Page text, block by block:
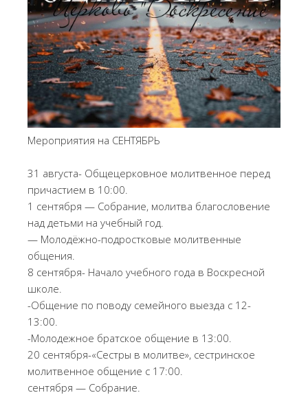
Мероприятия на СЕНТЯБРЬ
31 августа- Общецерковное молитвенное перед
причастием в 10:00.
1 сентября — Собрание, молитва благословение
над детьми на учебный год.
— Молодёжно-подростковые молитвенные
общения.
8 сентября- Начало учебного года в Воскресной
школе.
-Общение по поводу семейного выезда с 12-
13:00.
-Молодежное братское общение в 13:00.
20 сентября-«Сестры в молитве», сестринское
молитвенное общение с 17:00.
сентября — Собрание.